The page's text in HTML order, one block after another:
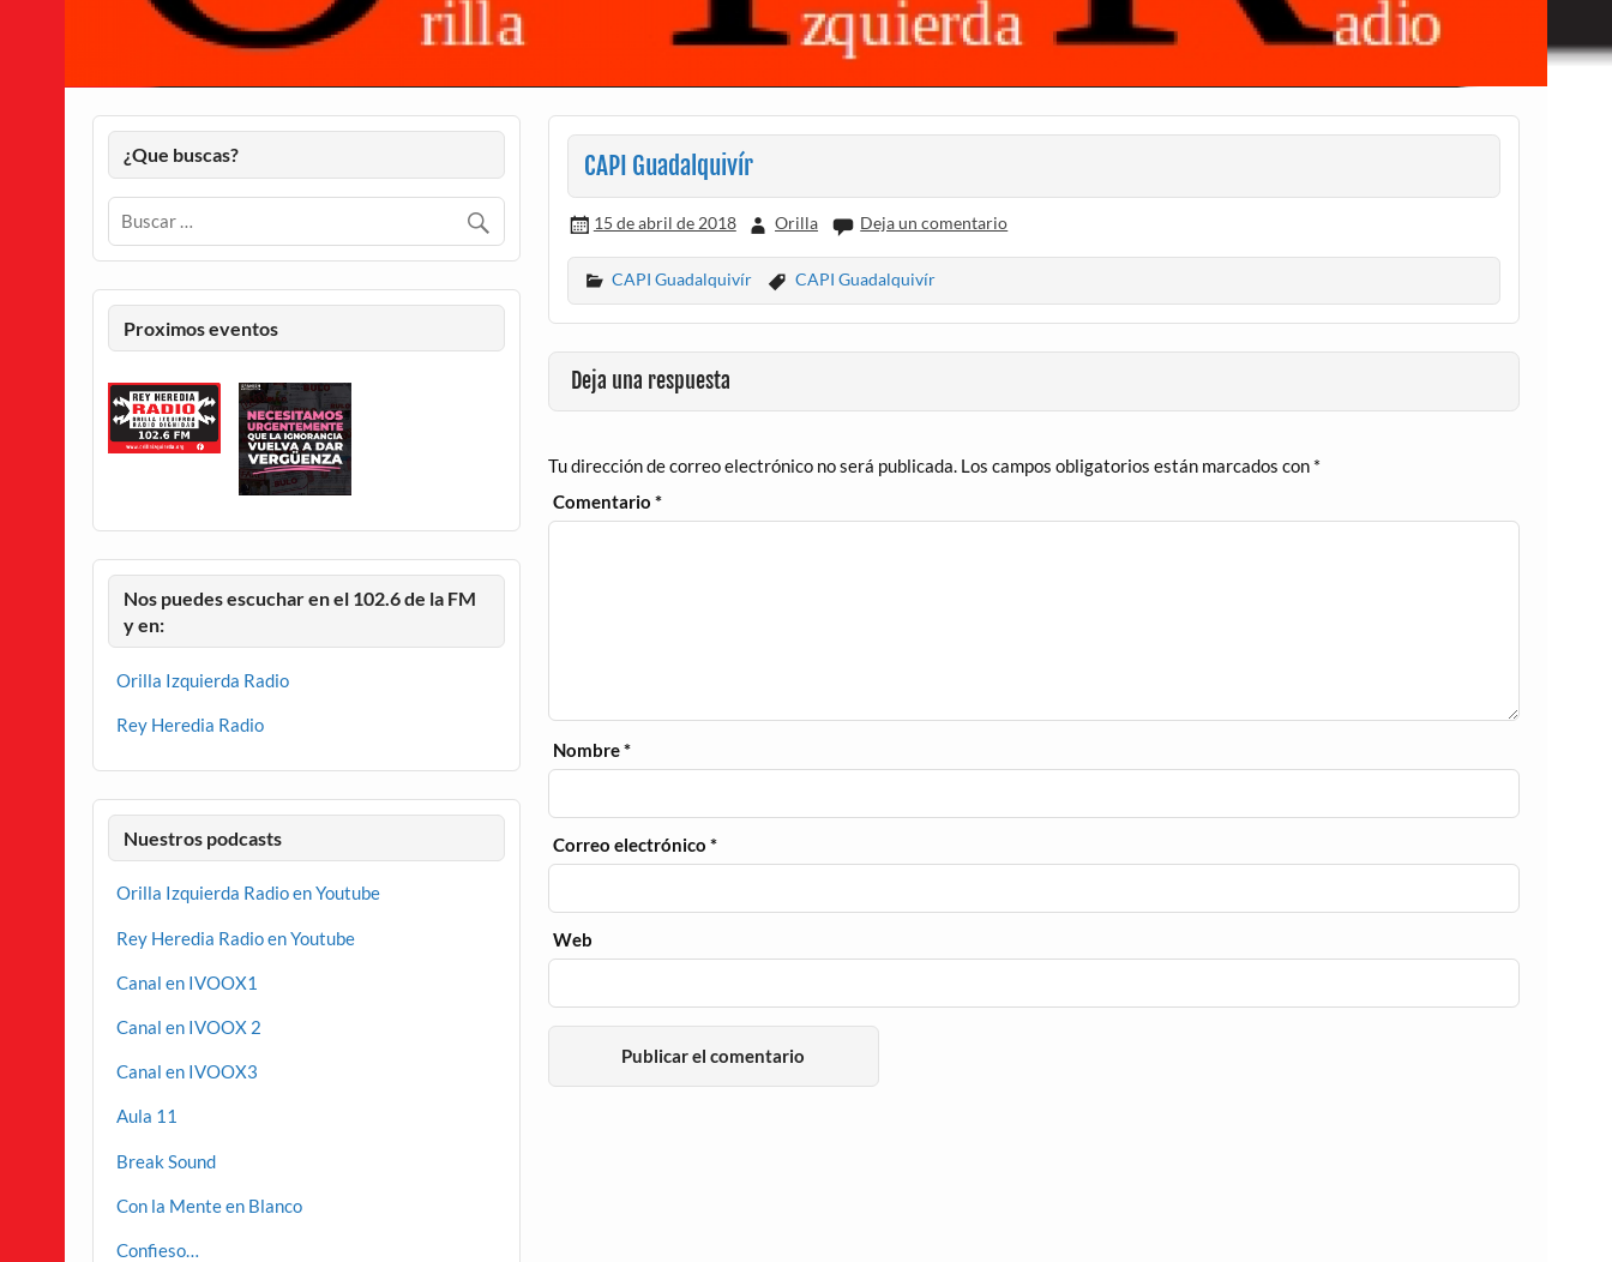
CAPI Guadalquivír
15 de abril de 2018 Orilla Deja un comentario
CAPI Guadalquivír CAPI Guadalquivír
Deja una respuesta
Tu dirección de correo electrónico no será publicada. Los campos obligatorios están marcados con *
Comentario*
Nombre*
Correo electrónico*
Web
¿Que buscas?
Proximos eventos
Nos puedes escuchar en el 102.6 de la FM
y en:
Orilla Izquierda Radio
Rey Heredia Radio
Nuestros podcasts
Orilla Izquierda Radio en Youtube
Rey Heredia Radio en Youtube
Canal en IVOOX1
Canal en IVOOX 2
Canal en IVOOX3
Aula 11
Break Sound
Con la Mente en Blanco
Confieso…